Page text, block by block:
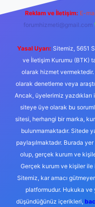
Reklam ve İletişim: E-
forumhizmeti@gmail.com
Yasal Uyarı: Sitemiz, 5651
ve İletişim Kurumu (BTK)
olarak hizmet
olarak denetleme veya
Ancak, üyelerimiz
siteye üye olarak bu
sitesi, herhangi bir marka,
bulunmamaktadır. Sitede
paylaşılmaktadır. Burada
olup, gerçek kurum ve
Gerçek kurum ve kişiler
Sitemiz, kar amacı
platformudur. Hukuka ve
düşündüğünüz içerikleri,